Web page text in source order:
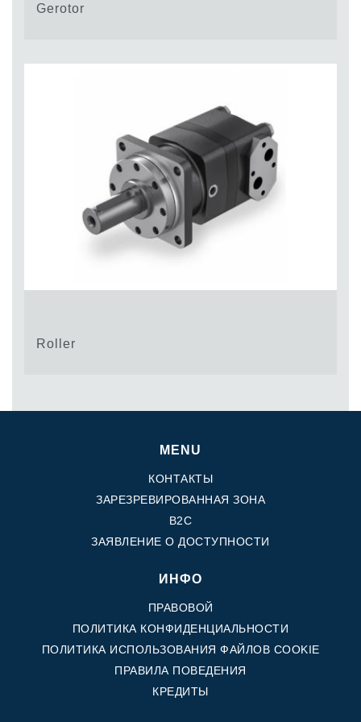
Gerotor
Roller
MENU
КОНТАКТЫ
ЗАРЕЗРЕВИРОВАННАЯ ЗОНА
B2C
ЗАЯВЛЕНИЕ О ДОСТУПНОСТИ
ИНФО
ПРАВОВОЙ
ПОЛИТИКА КОНФИДЕНЦИАЛЬНОСТИ
ПОЛИТИКА ИСПОЛЬЗОВАНИЯ ФАЙЛОВ COOKIE
ПРАВИЛА ПОВЕДЕНИЯ
КРЕДИТЫ